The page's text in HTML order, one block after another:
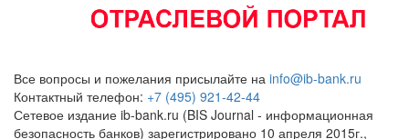
Все вопросы и пожелания присылайте на info@ib-bank.ru
Контактный телефон: +7 (495) 921-42-44
Сетевое издание ib-bank.ru (BIS Journal - информационная
безопасность банков) зарегистрировано 10 апреля 2015г.,